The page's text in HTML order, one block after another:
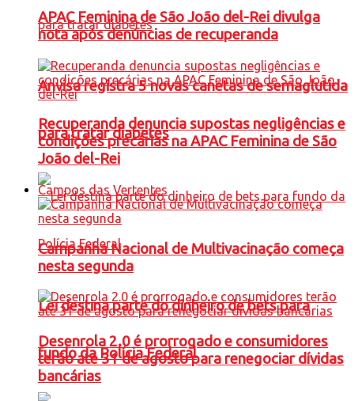
Anvisa registra 5 novas canetas de semaglutida
para tratar diabetes
Lei destina parte do dinheiro de bets para
fundo da Polícia Federal
APAC Feminina de São João del-Rei divulga
nota após denúncias de recuperanda
Recuperanda denuncia supostas negligências e
condições precárias na APAC Feminina de São
João del-Rei
Campos das Vertentes
Campanha Nacional de Multivacinação começa
nesta segunda
Desenrola 2.0 é prorrogado e consumidores
terão até 31 de agosto para renegociar dívidas
bancárias